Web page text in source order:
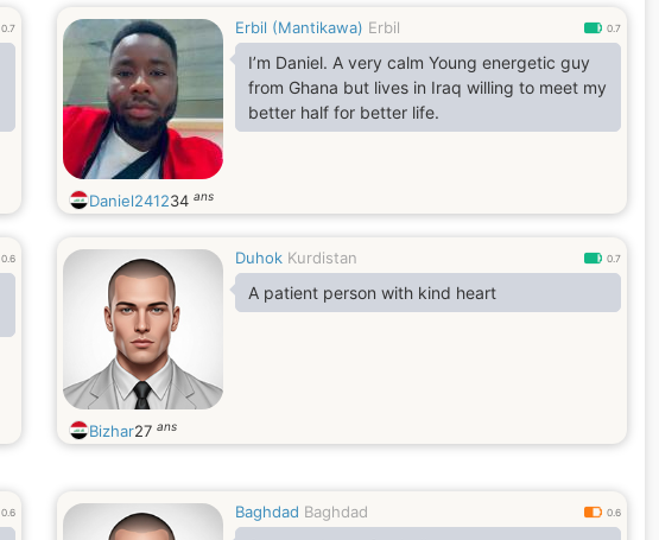
0.7 Erbil (Mantikawa) Erbil 0.7
I’m Daniel. A very calm Young energetic guy
from Ghana but lives in Iraq willing to meet my
better half for better life.
Daniel241234 ans
0.6 Duhok Kurdistan 0.7
A patient person with kind heart
Bizhar27 ans
0.6 Baghdad Baghdad 0.6